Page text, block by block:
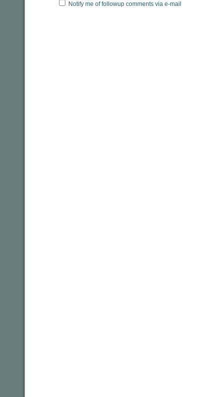
Notify me of followup comments via e-mail